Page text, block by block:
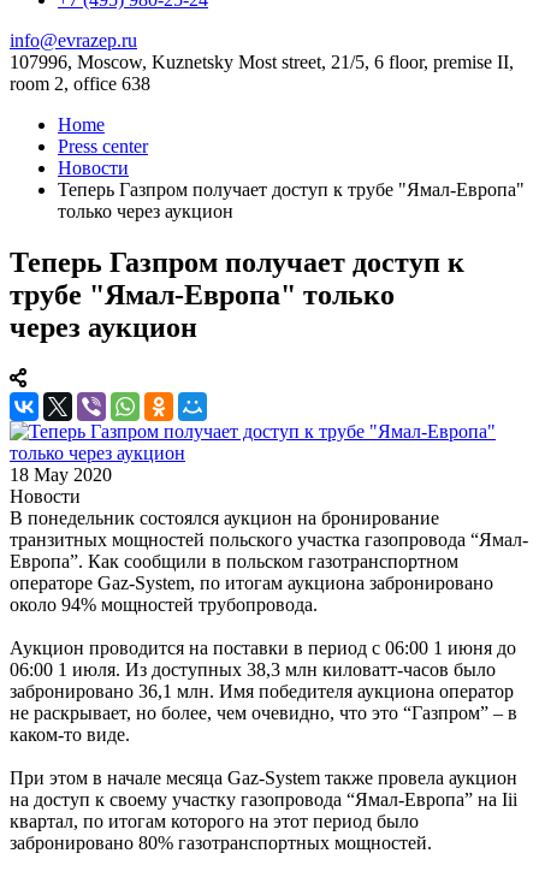
info@evrazep.ru
107996, Moscow, Kuznetsky Most street, 21/5, 6 floor, premise II,
room 2, office 638
Home
Press center
Новости
Теперь Газпром получает доступ к трубе "Ямал-Европа"
только через аукцион
Теперь Газпром получает доступ к
трубе "Ямал-Европа" только
через аукцион
18 May 2020
Новости
В понедельник состоялся аукцион на бронирование
транзитных мощностей польского участка газопровода “Ямал-
Европа”. Как сообщили в польском газотранспортном
операторе Gaz-System, по итогам аукциона забронировано
около 94% мощностей трубопровода.
Аукцион проводится на поставки в период с 06:00 1 июня до
06:00 1 июля. Из доступных 38,3 млн киловатт-часов было
забронировано 36,1 млн. Имя победителя аукциона оператор
не раскрывает, но более, чем очевидно, что это “Газпром” – в
каком-то виде.
При этом в начале месяца Gaz-System также провела аукцион
на доступ к своему участку газопровода “Ямал-Европа” на Iii
квартал, по итогам которого на этот период было
забронировано 80% газотранспортных мощностей.